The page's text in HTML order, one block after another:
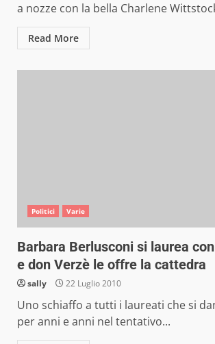
a nozze con la bella Charlene
Read More
Politici Varie
Barbara Berlusconi si laurea
e don Verzè le offre la cattedra
sally 22 Luglio 2010
Uno schiaffo a tutti i laureati che si
per anni e anni nel tentativo...